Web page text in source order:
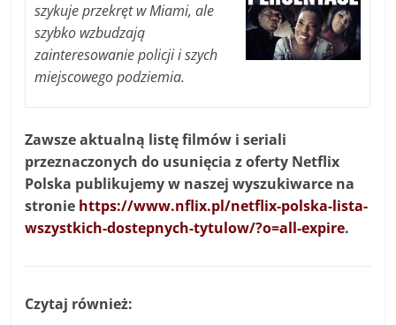
szykuje przekręt w Miami, ale
szybko wzbudzają
zainteresowanie policji i szych
miejscowego podziemia.
Zawsze aktualną listę filmów i seriali
przeznaczonych do usunięcia z oferty Netflix
Polska publikujemy w naszej wyszukiwarce na
stronie https://www.nflix.pl/netflix-polska-lista-
wszystkich-dostepnych-tytulow/?o=all-expire.
Czytaj również: